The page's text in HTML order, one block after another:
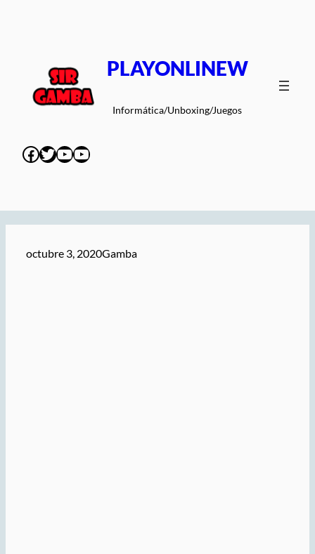
PLAYONLINEW
Informática/Unboxing/Juegos
Facebook
Twitter
YouTube
YouTube
octubre 3, 2020Gamba